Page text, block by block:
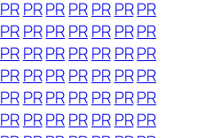
PRPRPRPRPR PRPR
PRPRPRPRPR PRPR
PRPRPRPRPR PRPR
PRPRPRPRPR PRPR
PRPRPRPRPR PRPR
PRPRPRPRPR PRPR